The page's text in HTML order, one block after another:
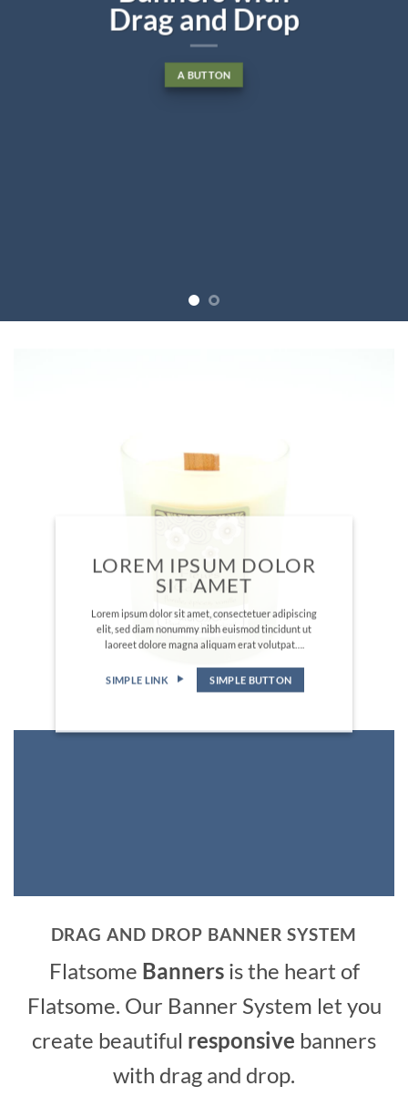
diam nonummy nibh euismod
tincidunt ut laoreet dolore
LOREM IPSUM DOLOR
SIT AMET
Lorem ipsum dolor sit amet, consectetuer adipiscing
elit, sed diam nonummy nibh euismod tincidunt ut
laoreet dolore magna aliquam erat volutpat….
SIMPLE LINK SIMPLE BUTTON
DRAG AND DROP BANNER SYSTEM
Flatsome Bannersis the heart of
Flatsome. Our Banner System let you
create beautiful responsive banners
with drag and drop.